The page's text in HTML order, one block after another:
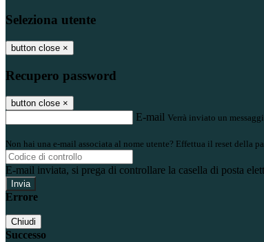
Seleziona utente
button close ×
Recupero password
button close ×
E-mail Verrà inviato un
Non hai una e-mail associata al nome utente? Effettua il reset della
E-mail inviata, si prega di controllare la casella di posta
Errore
Chiudi
Successo